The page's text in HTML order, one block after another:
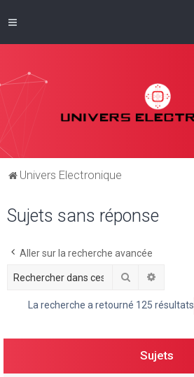
Univers Electronique
Sujets sans réponse
Aller sur la recherche avancée
Rechercher
La recherche a retourné 125 résultats
Sujets